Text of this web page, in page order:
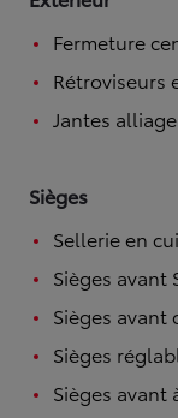
Fermeture
Rétroviseurs
Jantes alliage
Sièges
Sellerie en
Sièges avant
Sièges avant
Sièges
Sièges avant